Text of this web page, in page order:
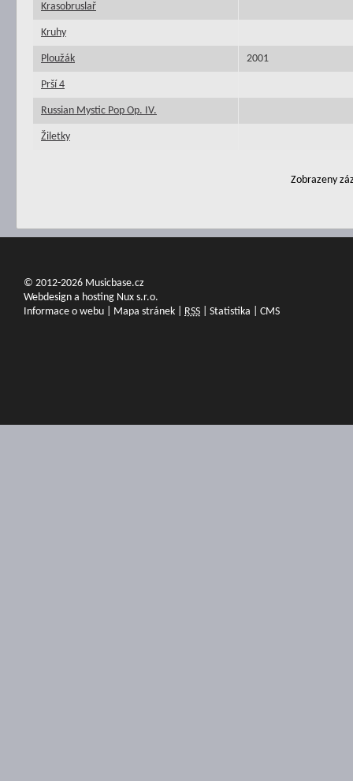
Krasobruslař
Kruhy
Ploužák 2001
Prší 4
Russian Mystic Pop Op. IV.
Žiletky
Zobrazeny
© 2012-2026 Musicbase.cz
Webdesign a hosting Nux s.r.o.
Informace o webu
Mapa stránek RSS Statistika CMS